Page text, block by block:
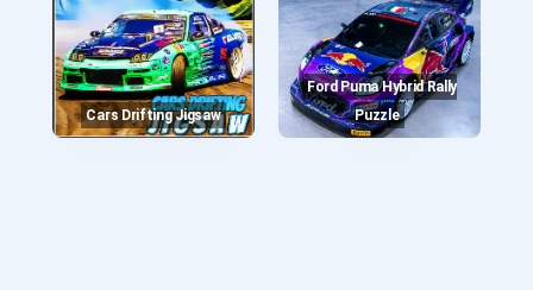
Cars Drifting Jigsaw
Ford Puma Hybrid Rally
Puzzle